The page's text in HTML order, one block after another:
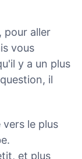
pour aller
vous
y a un plus
il
vers le plus
et plus